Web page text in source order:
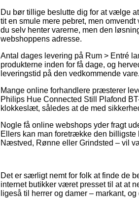
Du bør tillige beslutte dig for at vælge
tit en smule mere pebret, men
du selv henter varerne, men den
webshoppens adresse.
Antal dages levering på Rum > Entré
produkterne inden for få dage, og
leveringstid på den vedkommende vare.
Mange online forhandlere præsterer
Philips Hue Connected Still Plafond
klokkeslæt, således at de med
Nogle få online webshops yder fragt
Ellers kan man foretrække den billigste
Næstved, Rønne eller Grindsted – vil
Det er særligt nemt for folk at finde de
internet butikker været presset til at at
ligeså til herrer og damer – markant,